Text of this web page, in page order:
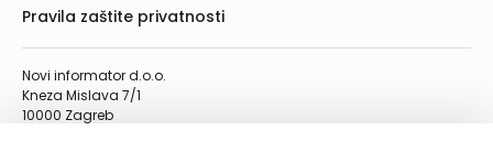
Novi informator d.o.o.
Kneza Mislava 7/1
10000 Zagreb
Pravila zaštite privatnosti